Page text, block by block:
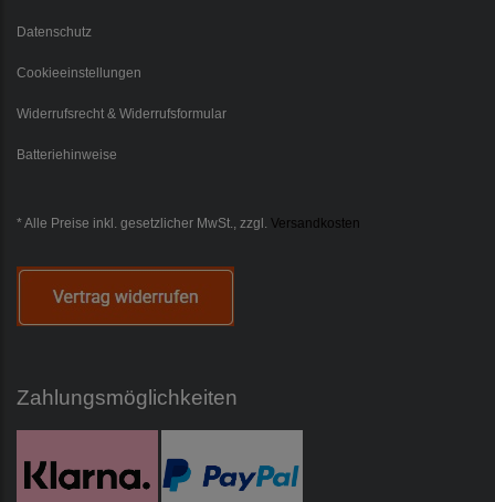
Datenschutz
Cookieeinstellungen
Widerrufsrecht & Widerrufsformular
Batteriehinweise
* Alle Preise inkl. gesetzlicher MwSt., zzgl. Versandkosten
Zahlungsmöglichkeiten